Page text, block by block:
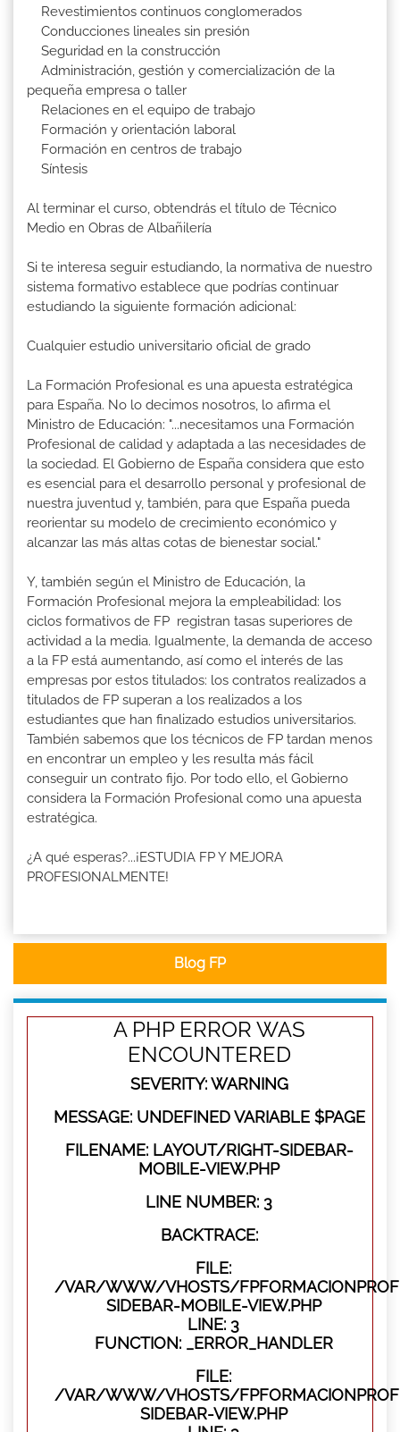
Revestimientos continuos conglomerados
Conducciones lineales sin presión
Seguridad en la construcción
Administración, gestión y comercialización de la
pequeña empresa o taller
Relaciones en el equipo de trabajo
Formación y orientación laboral
Formación en centros de trabajo
Síntesis
Al terminar el curso, obtendrás el título de Técnico
Medio en Obras de Albañilería
Si te interesa seguir estudiando, la normativa de nuestro
sistema formativo establece que podrías continuar
estudiando la siguiente formación adicional:
Cualquier estudio universitario oficial de grado
La Formación Profesional es una apuesta estratégica
para España. No lo decimos nosotros, lo afirma el
Ministro de Educación: "...necesitamos una Formación
Profesional de calidad y adaptada a las necesidades de
la sociedad. El Gobierno de España considera que esto
es esencial para el desarrollo personal y profesional de
nuestra juventud y, también, para que España pueda
reorientar su modelo de crecimiento económico y
alcanzar las más altas cotas de bienestar social."
Y, también según el Ministro de Educación, la
Formación Profesional mejora la empleabilidad: los
ciclos formativos de FP registran tasas superiores de
actividad a la media. Igualmente, la demanda de acceso
a la FP está aumentando, así como el interés de las
empresas por estos titulados: los contratos realizados a
titulados de FP superan a los realizados a los
estudiantes que han finalizado estudios universitarios.
También sabemos que los técnicos de FP tardan menos
en encontrar un empleo y les resulta más fácil
conseguir un contrato fijo. Por todo ello, el Gobierno
considera la Formación Profesional como una apuesta
estratégica.
¿A qué esperas?...¡ESTUDIA FP Y MEJORA
PROFESIONALMENTE!
Blog FP
A PHP ERROR WAS
ENCOUNTERED
SEVERITY: WARNING
MESSAGE: UNDEFINED VARIABLE $PAGE
FILENAME: LAYOUT/RIGHT-SIDEBAR-
MOBILE-VIEW.PHP
LINE NUMBER: 3
BACKTRACE:
FILE:
/VAR/WWW/VHOSTS/
SIDEBAR-MOBILE-VIEW.PHP
LINE: 3
FUNCTION: _ERROR_HANDLER
FILE:
/VAR/WWW/VHOSTS/
SIDEBAR-VIEW.PHP